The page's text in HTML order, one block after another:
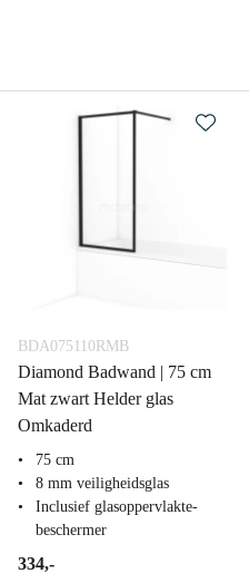
BDA075110RMB
Diamond Badwand | 75 cm
Mat zwart Helder glas
Omkaderd
75 cm
8 mm veiligheidsglas
Inclusief glasoppervlakte-
beschermer
334,-